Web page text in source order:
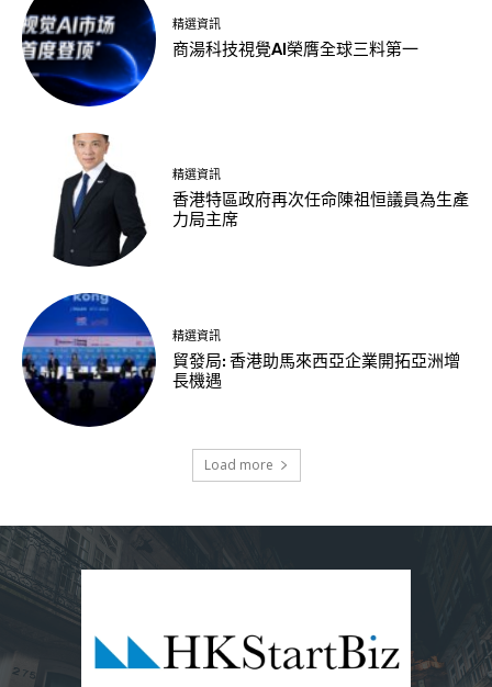
精選資訊
商湯科技視覺AI榮膺全球三料第一
精選資訊
香港特區政府再次任命陳祖恒議員為生產
力局主席
精選資訊
貿發局: 香港助馬來西亞企業開拓亞洲增
長機遇
Load more